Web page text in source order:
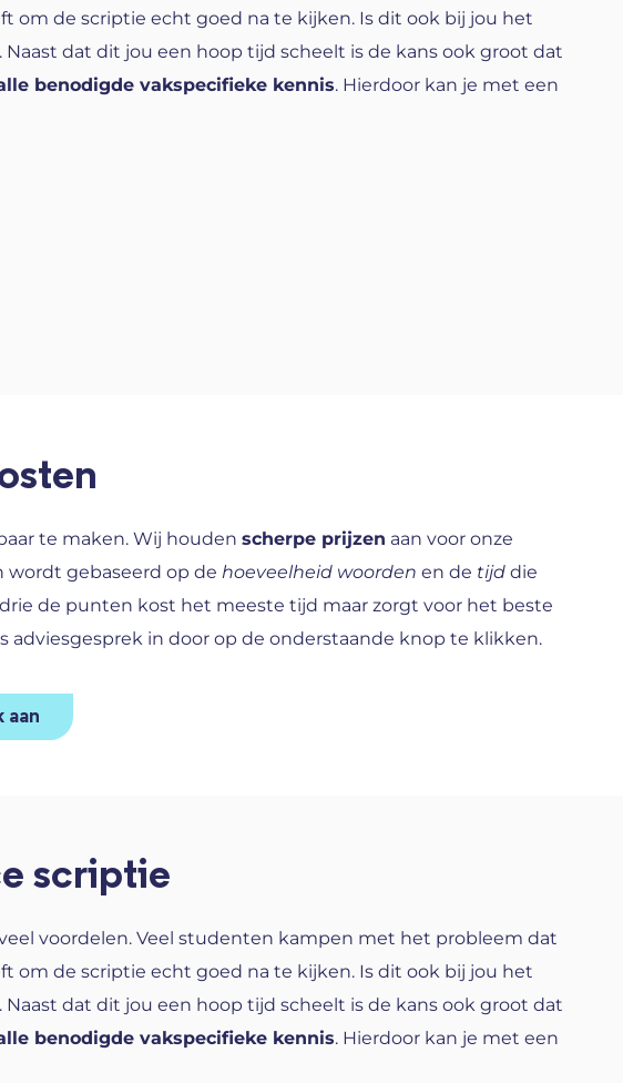
de scriptie echt goed na te kijken. Is dit ook bij jou het
dat dit jou een hoop tijd scheelt is de kans ook groot dat
benodigde vakspecifieke kennis. Hierdoor kan je met een
te maken. Wij houden scherpe prijzen aan voor onze
wordt gebaseerd op de hoeveelheid woorden en de tijd die
de punten kost het meeste tijd maar zorgt voor het beste
adviesgesprek in door op de onderstaande knop te klikken.
aan
scriptie
voordelen. Veel studenten kampen met het probleem dat
de scriptie echt goed na te kijken. Is dit ook bij jou het
dat dit jou een hoop tijd scheelt is de kans ook groot dat
benodigde vakspecifieke kennis. Hierdoor kan je met een